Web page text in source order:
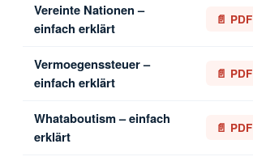
Vereinte Nationen –
einfach erklärt
📄 PDF
Vermoegenssteuer –
einfach erklärt
📄 PDF
Whataboutism – einfach
erklärt
📄 PDF